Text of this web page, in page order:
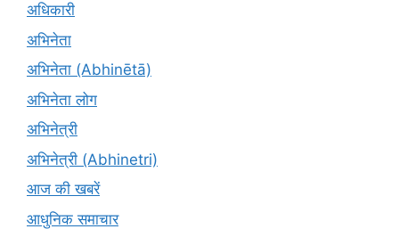
अधिकारी
अभिनेता
अभिनेता (Abhinētā)
अभिनेता लोग
अभिनेत्री
अभिनेत्री (Abhinetri)
आज की खबरें
आधुनिक समाचार